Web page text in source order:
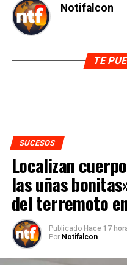
Notifalcon
TE
SUCESOS
Localizan
las uñas
del terremoto
Publicado Hace 17
Por Notifalcon